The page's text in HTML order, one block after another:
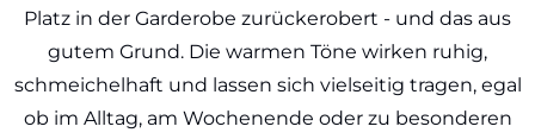
Platz in der Garderobe zurückerobert - und das aus
gutem Grund. Die warmen Töne wirken ruhig,
schmeichelhaft und lassen sich vielseitig tragen, egal
ob im Alltag, am Wochenende oder zu besonderen